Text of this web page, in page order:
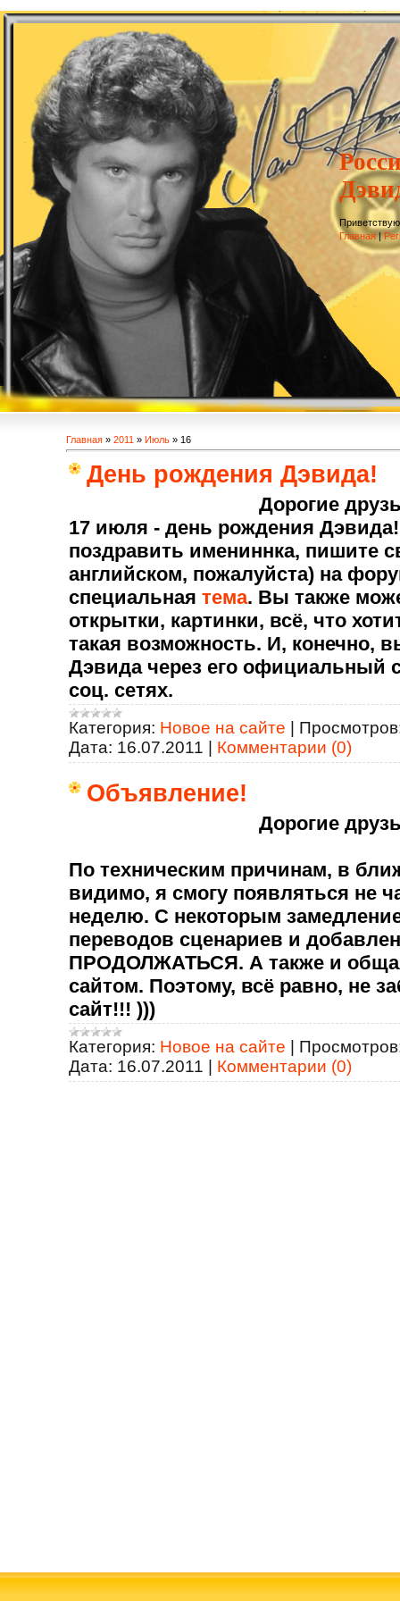
Главная|
Главная » 2011 » Июль » 16
День рождения Дэвида!
Дорогие
17 июля - день рождения
поздравить имениннка, пишите
английском, пожалуйста) на
специальная тема. Вы также
открытки, картинки, всё, что
такая возможность. И, конечно,
Дэвида через его официальный
соц. сетях.
Категория: Новое на сайте |
Дата: 16.07.2011 | Комментарии (0)
Объявление!
Дорогие
По техническим причинам, в
видимо, я смогу появляться не
неделю. С некоторым
переводов сценариев и
ПРОДОЛЖАТЬСЯ. А также и
сайтом. Поэтому, всё равно, не
сайт!!! )))
Категория: Новое на сайте |
Дата: 16.07.2011 | Комментарии (0)